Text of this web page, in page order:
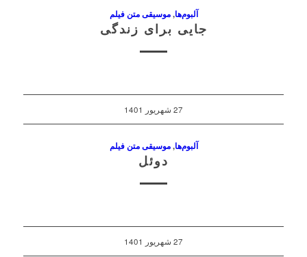
آلبوم‌ها,موسیقی متن فیلم
جایی برای زندگی
27 شهریور 1401
آلبوم‌ها,موسیقی متن فیلم
دوئل
27 شهریور 1401